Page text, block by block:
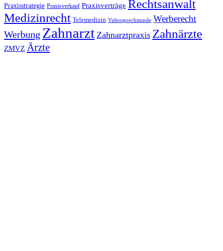
Praxisstrategie Praxisverkauf Praxisverträge Rechtsanwalt
Medizinrecht Telemedizin Videosprechstunde Werberecht
Werbung Zahnarzt Zahnarztpraxis Zahnärzte
ZMVZ Ärzte